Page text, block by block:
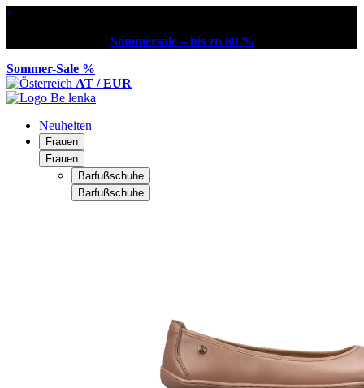
×
Sommersale – bis zu 60 %
Sommer-Sale %
AT / EUR
Neuheiten
Frauen
Frauen
Barfußschuhe
Barfußschuhe